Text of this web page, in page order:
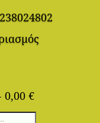
0,00 €